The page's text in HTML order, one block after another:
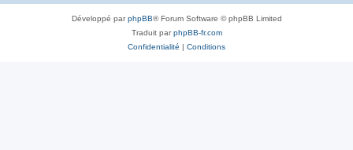
Développé parphpBB® Forum Software © phpBB Limited
Traduit parphpBB-fr.com
Confidentialité | Conditions